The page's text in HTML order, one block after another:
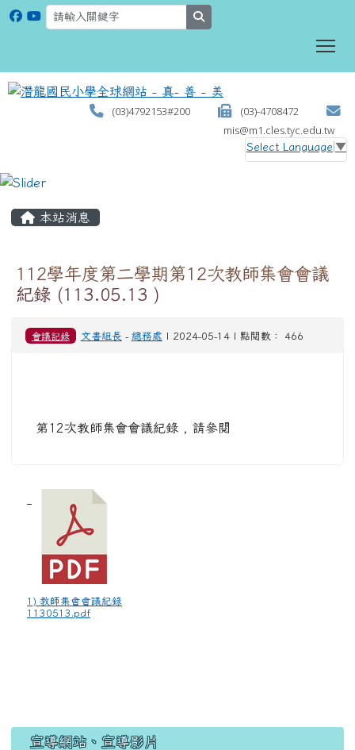
(03)4792153#200
(03)-4708472
mis@m1.cles.tyc.edu.tw
Select Language ▼
本站消息
112學年度第二學期第12次教師集會會議
紀錄 (113.05.13 )
會議記錄 文書組長 - 總務處 | 2024-05-14 | 點閱數： 466
第12次教師集會會議紀錄 , 請參閱
1) 教師集會會議紀錄
1130513.pdf
宣導網站、宣導影片